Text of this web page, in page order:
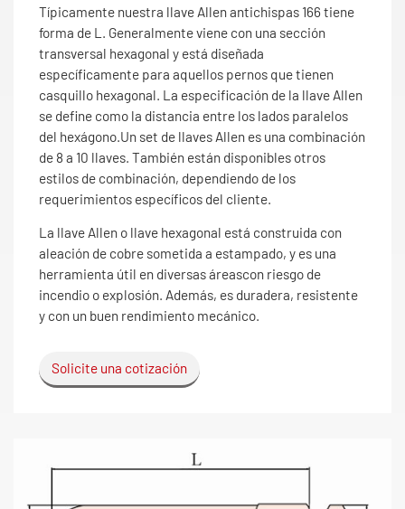
Típicamente nuestra llave Allen antichispas 166 tiene
forma de L. Generalmente viene con una sección
transversal hexagonal y está diseñada
específicamente para aquellos pernos que tienen
casquillo hexagonal. La especificación de la llave Allen
se define como la distancia entre los lados paralelos
del hexágono.Un set de llaves Allen es una combinación
de 8 a 10 llaves. También están disponibles otros
estilos de combinación, dependiendo de los
requerimientos específicos del cliente.
La llave Allen o llave hexagonal está construida con
aleación de cobre sometida a estampado, y es una
herramienta útil en diversas áreascon riesgo de
incendio o explosión. Además, es duradera, resistente
y con un buen rendimiento mecánico.
Solicite una cotización